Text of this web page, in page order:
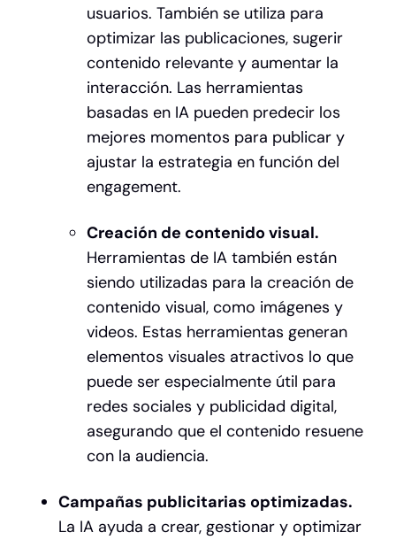
usuarios. También se utiliza para
optimizar las publicaciones, sugerir
contenido relevante y aumentar la
interacción. Las herramientas
basadas en IA pueden predecir los
mejores momentos para publicar y
ajustar la estrategia en función del
engagement.
Creación de contenido visual.
Herramientas de IA también están
siendo utilizadas para la creación de
contenido visual, como imágenes y
videos. Estas herramientas generan
elementos visuales atractivos lo que
puede ser especialmente útil para
redes sociales y publicidad digital,
asegurando que el contenido resuene
con la audiencia.
Campañas publicitarias optimizadas.
La IA ayuda a crear, gestionar y optimizar